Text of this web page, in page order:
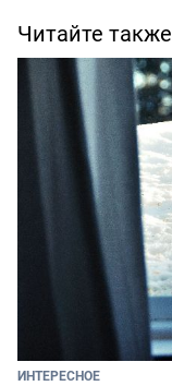
Читайте также
ИНТЕРЕСНОЕ